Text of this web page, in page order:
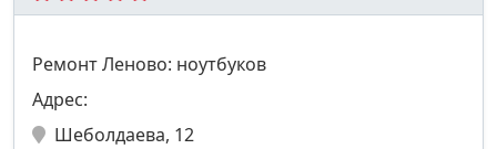
Ремонт Леново: ноутбуков
Адрес:
Шеболдаева, 12